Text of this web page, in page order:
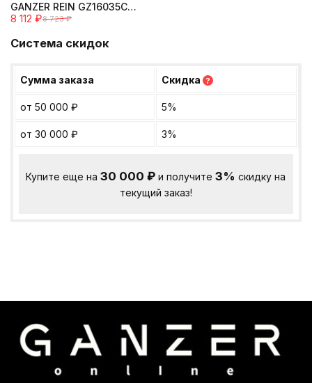
GANZER REIN GZ16035C
BLACK
8 112 ₽8 723 ₽
Система скидок
Сумма заказа Скидка ?
от 50 000 ₽ 5%
от 30 000 ₽ 3%
Купите еще на30 000₽ и получите3% скидку на
текущий заказ!